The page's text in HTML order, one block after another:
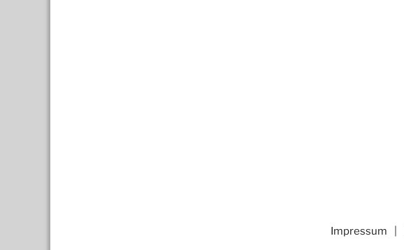
Impressum